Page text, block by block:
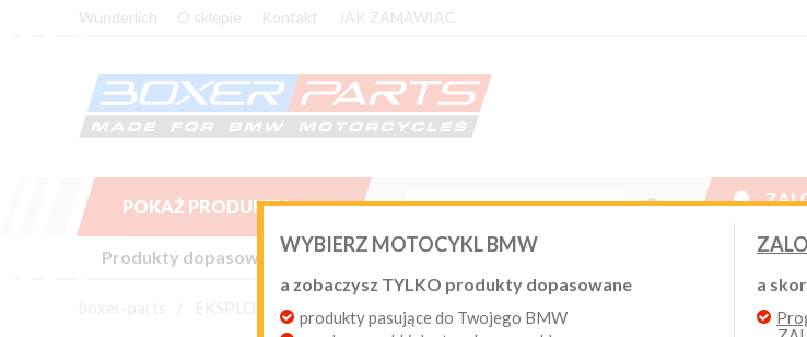
Wunderlich O sklepie Kontakt JAK ZAMAWIAĆ
WYBIERZ MOTOCYKL BMW
a zobaczysz TYLKO produkty dopasowane
produkty pasujące do Twojego BMW
a
POKAŻ PRODUKTY  
Produkty dopasowane do Twojego motocykla BMW. Program Rabatowy po
EKSPLOATACJA / Oleje Silnikowe